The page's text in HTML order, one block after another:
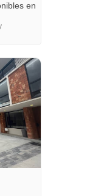
en